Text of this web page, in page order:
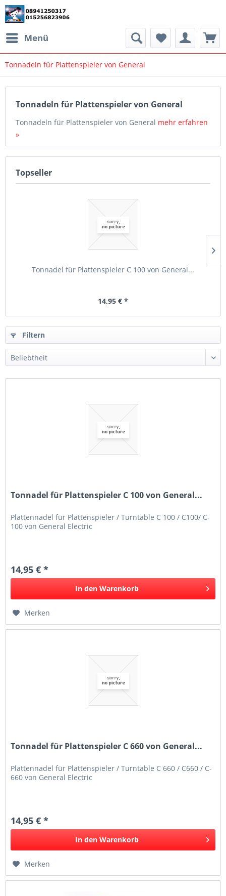
Menü
Tonnadeln für Plattenspieler von General
Tonnadeln für Plattenspieler von General
Tonnadeln für Plattenspieler von General mehr erfahren
»
Topseller
Tonnadel für Plattenspieler C 100 von General...
14,95 € *
Filtern
Tonnadel für Plattenspieler C 100 von General...
Plattennadel für Plattenspieler / Turntable C 100 / C100/ C-
100 von General Electric
14,95 € *
In den Warenkorb
Merken
Tonnadel für Plattenspieler C 660 von General...
Plattennadel für Plattenspieler / Turntable C 660 / C660 / C-
660 von General Electric
14,95 € *
In den Warenkorb
Merken